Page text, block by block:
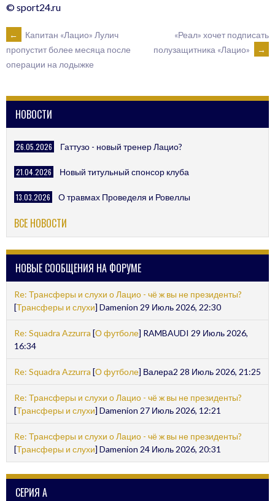
© sport24.ru
POST
NAVIGATION
←
Капитан «Лацио» Лулич
пропустит более месяца после
операции на лодыжке
«Реал» хочет подписать
полузащитника «Лацио»
→
НОВОСТИ
26.05.2026 Гаттузо - новый тренер Лацио?
21.04.2026 Новый титульный спонсор клуба
13.03.2026 О травмах Проведеля и Ровеллы
ВСЕ НОВОСТИ
НОВЫЕ СООБЩЕНИЯ НА ФОРУМЕ
Re: Трансферы и слухи о Лацио - чё ж вы не президенты?
[Трансферы и слухи] Damenion 29 Июль 2026, 22:30
Re: Squadra Azzurra [О футболе] RAMBAUDI 29 Июль 2026,
16:34
Re: Squadra Azzurra [О футболе] Валера2 28 Июль 2026, 21:25
Re: Трансферы и слухи о Лацио - чё ж вы не президенты?
[Трансферы и слухи] Damenion 27 Июль 2026, 12:21
Re: Трансферы и слухи о Лацио - чё ж вы не президенты?
[Трансферы и слухи] Damenion 24 Июль 2026, 20:31
СЕРИЯ А